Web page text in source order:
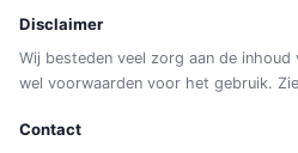
Disclaimer
Wij besteden veel zorg aan de
wel voorwaarden voor het gebruik. Zie
Contact